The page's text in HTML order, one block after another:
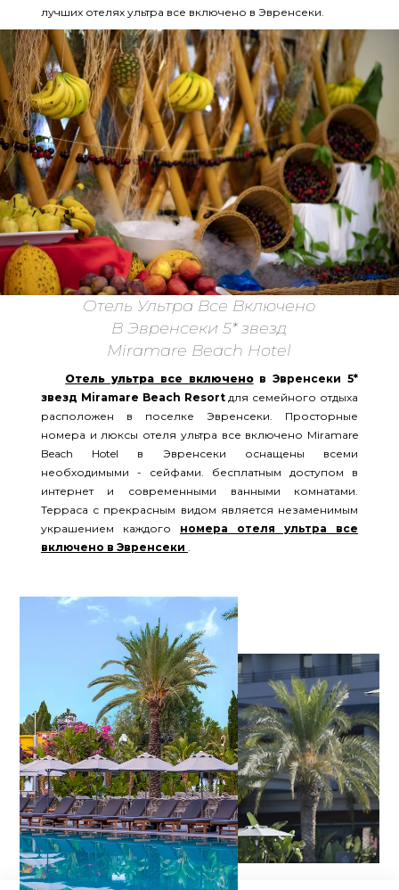
лучших отелях ультра все включено в Эвренсеки.
Отель Ультра Все Включено
В Эвренсеки 5* звезд
Miramare Beach Hotel
Отель ультра все включенов Эвренсеки 5*
звезд Miramare Beach Resortдля семейного отдыха
расположен в поселке Эвренсеки. Просторные
номера и люксы отеля ультра все включено Miramare
Beach Hotel в Эвренсеки оснащены всеми
необходимыми - сейфами. бесплатным доступом в
интернет и современными ванными комнатами.
Терраса с прекрасным видом является незаменимым
украшением каждого номера отеля ультра все
включено в Эвренсеки